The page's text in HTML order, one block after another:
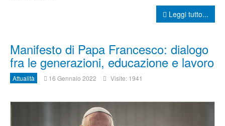
Leggi tutto...
Manifesto di Papa Francesco: dialogo
fra le generazioni, educazione e lavoro
Attualità 16 Gennaio 2022 Visite: 1941